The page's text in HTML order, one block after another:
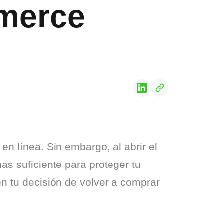
línea. Sin embargo, al abrir el
suficiente para proteger tu
tu decisión de volver a comprar